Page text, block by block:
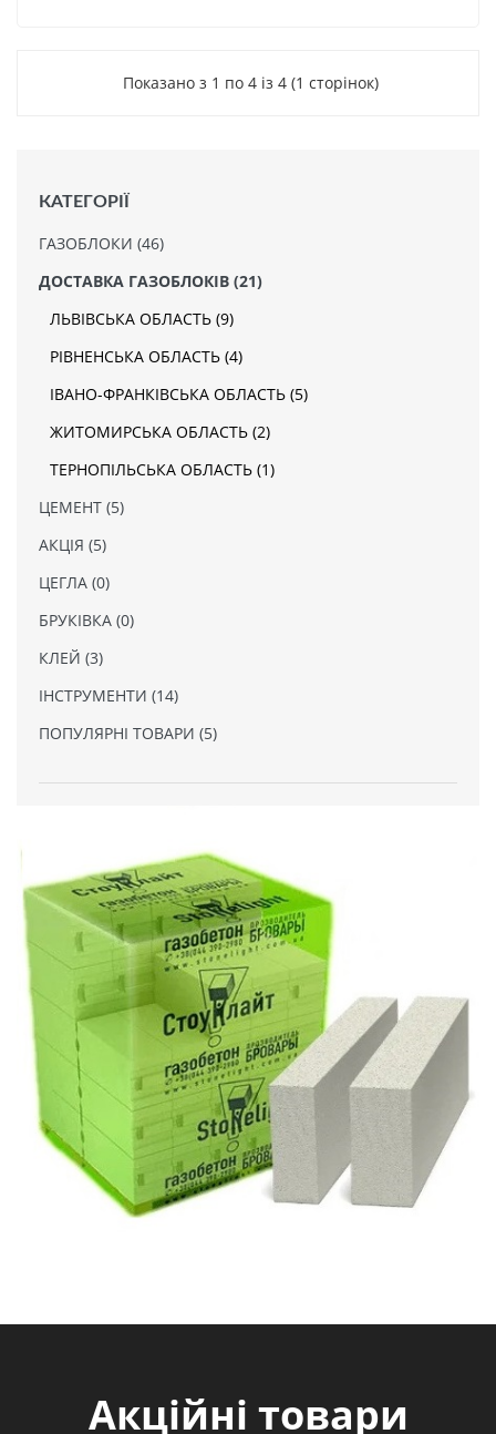
КАТЕГОРІЇ
ГАЗОБЛОКИ (46)
ДОСТАВКА ГАЗОБЛОКІВ (21)
ЛЬВІВСЬКА ОБЛАСТЬ (9)
РІВНЕНСЬКА ОБЛАСТЬ (4)
ІВАНО-ФРАНКІВСЬКА ОБЛАСТЬ (5)
ЖИТОМИРСЬКА ОБЛАСТЬ (2)
ТЕРНОПІЛЬСЬКА ОБЛАСТЬ (1)
ЦЕМЕНТ (5)
АКЦІЯ (5)
ЦЕГЛА (0)
БРУКІВКА (0)
КЛЕЙ (3)
ІНСТРУМЕНТИ (14)
ПОПУЛЯРНІ ТОВАРИ (5)
Показано з 1 по 4 із 4 (1 сторінок)
Акційні товари